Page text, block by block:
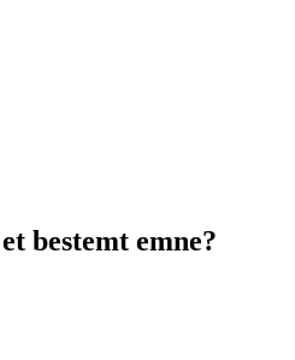
bestemt emne?